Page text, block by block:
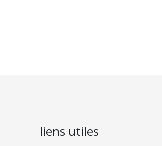
liens utiles